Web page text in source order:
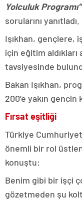
Yolculuk Programı”
sorularını yanıtladı.
Işıkhan, gençlere,
için eğitim
tavsiyesinde
Bakan Işıkhan,
200’e yakın gencin
Fırsat eşitliği
Türkiye
önemli bir rol
konuştu:
Benim gibi bir işçi
gözetmeden şu